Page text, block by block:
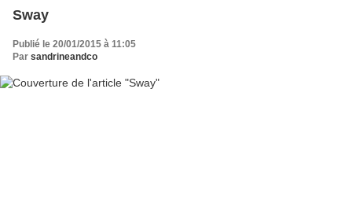
Sway
Publié le 20/01/2015 à 11:05
Par sandrineandco